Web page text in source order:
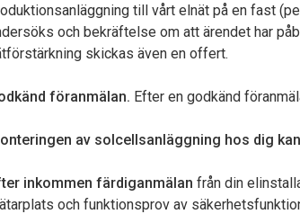
till vårt elnät på en fast
och bekräftelse om att ärendet har
skickas även en offert.
föranmälan. Efter en godkänd
av solcellsanläggning hos dig
inkommen färdiganmälan från din
och funktionsprov av